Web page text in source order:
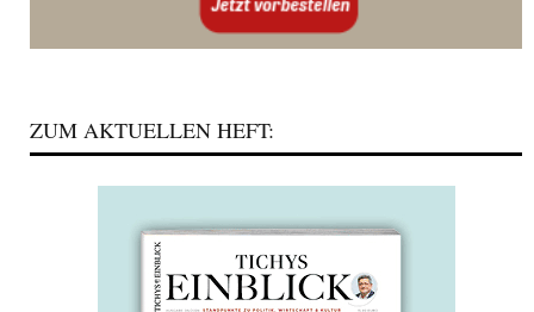
ZUM AKTUELLEN HEFT: